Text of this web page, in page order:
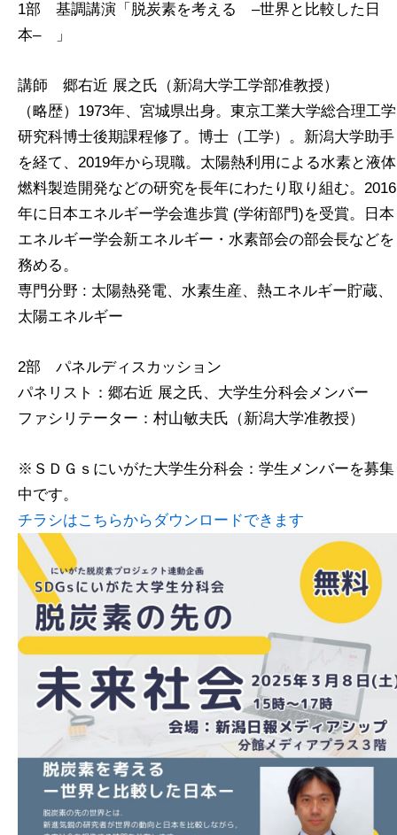
1部 基調講演「脱炭素を考える ‒世界と比較した日
本‒ 」
講師 郷右近 展之氏（新潟大学工学部准教授）
（略歴）1973年、宮城県出身。東京工業大学総合理工学
研究科博士後期課程修了。博士（工学）。新潟大学助手
を経て、2019年から現職。太陽熱利用による水素と液体
燃料製造開発などの研究を長年にわたり取り組む。2016
年に日本エネルギー学会進歩賞 (学術部門)を受賞。日本
エネルギー学会新エネルギー・水素部会の部会長などを
務める。
専門分野 : 太陽熱発電、水素生産、熱エネルギー貯蔵、
太陽エネルギー
2部 パネルディスカッション
パネリスト：郷右近 展之氏、大学生分科会メンバー
ファシリテーター：村山敏夫氏（新潟大学准教授）
※ＳＤＧｓにいがた大学生分科会：学生メンバーを募集
中です。
チラシはこちらからダウンロードできます